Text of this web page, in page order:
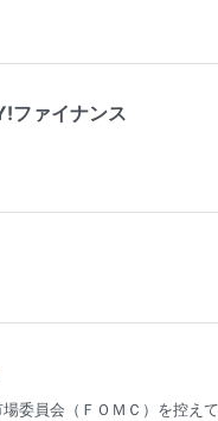
ファイナンス
委員会（ＦＯＭＣ）を控えて